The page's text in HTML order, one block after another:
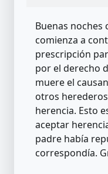
Buenas noches
comienza a
prescripción
por el derecho
muere el
otros
herencia. Esto
aceptar
padre había
correspondía.